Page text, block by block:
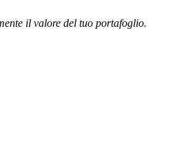
il valore del tuo portafoglio.